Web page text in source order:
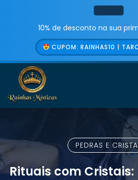
10% de desconto na sua
CUPOM: RAINHAS10 |
PEDRAS E
Rituais com Cristais: